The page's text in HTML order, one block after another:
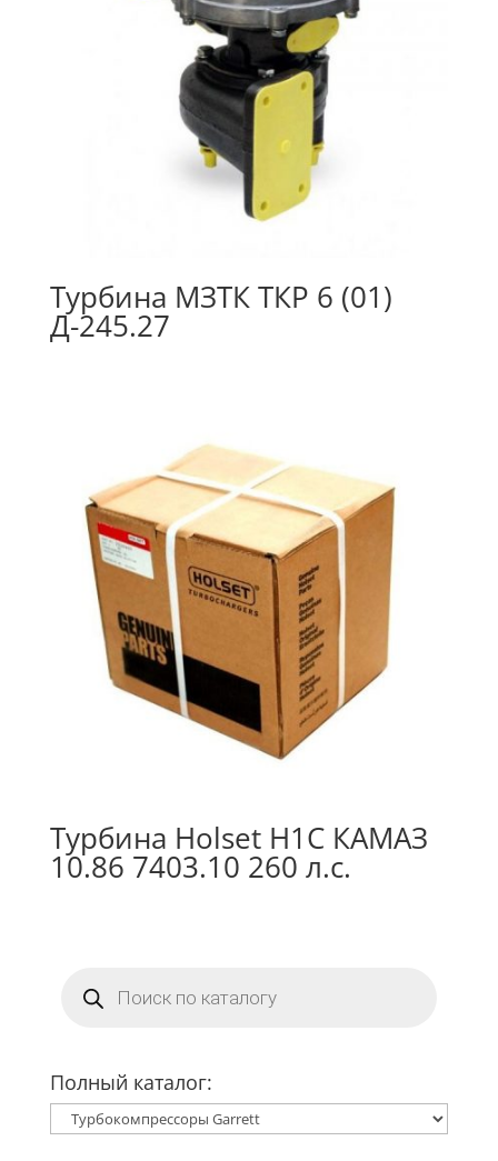
Турбина МЗТК ТКР 6 (01)
Д-245.27
Турбина Holset H1C КАМАЗ
10.86 7403.10 260 л.с.
товаров
Полный каталог: